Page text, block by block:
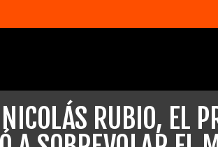
NICOLÁS RUBIO, EL